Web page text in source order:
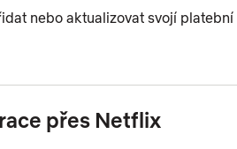
nebo aktualizovat svojí
přes Netflix